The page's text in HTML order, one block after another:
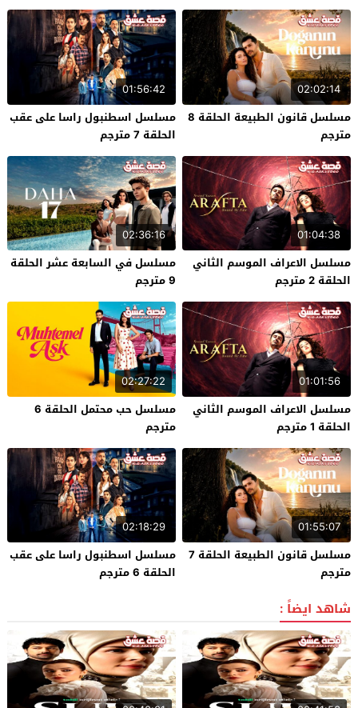
02:02:14
مسلسل قانون الطبيعة الحلقة 8
مترجم
01:56:42
مسلسل اسطنبول راسا على عقب
الحلقة 7 مترجم
01:04:38
مسلسل الاعراف الموسم الثاني
الحلقة 2 مترجم
02:36:16
مسلسل في السابعة عشر الحلقة
9 مترجم
01:01:56
مسلسل الاعراف الموسم الثاني
الحلقة 1 مترجم
02:27:22
مسلسل حب محتمل الحلقة 6
مترجم
01:55:07
مسلسل قانون الطبيعة الحلقة 7
مترجم
02:18:29
مسلسل اسطنبول راسا على عقب
الحلقة 6 مترجم
شاهد ايضاً :